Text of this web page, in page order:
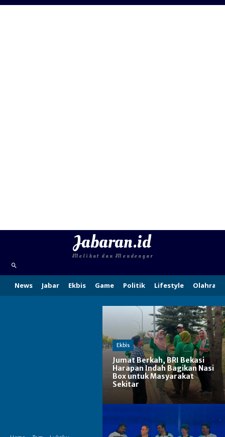
Jabaran.id
Melihat dan Mendengar
News Jabar Ekbis Game Politik Lifestyle Olahraga
Ekbis
Jumat Berkah, BRI Bekasi
Harapan Indah Bagikan Nasi
Box untuk Masyarakat
Sekitar